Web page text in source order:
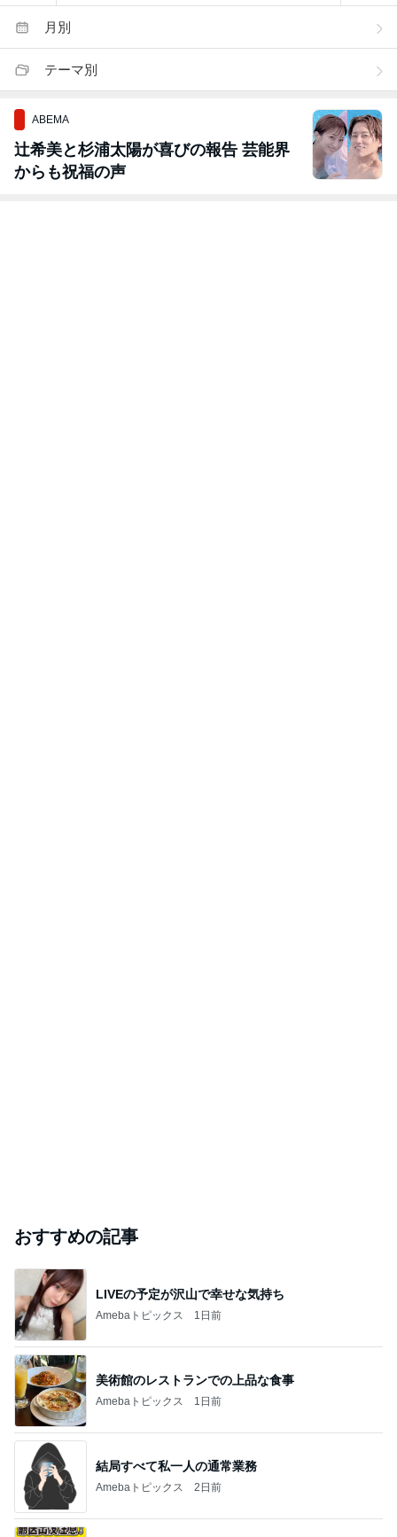
月別
テーマ別
ABEMA
辻希美と杉浦太陽が喜びの報告 芸能界
からも祝福の声
おすすめの記事
LIVEの予定が沢山で幸せな気持ち
Amebaトピックス 1日前
美術館のレストランでの上品な食事
Amebaトピックス 1日前
結局すべて私一人の通常業務
Amebaトピックス 2日前